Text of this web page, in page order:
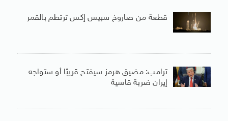
قطعة من صاروخ سبيس إكس ترتطم بالقمر
ترامب: مضيق هرمز سيفتح قريبًا أو ستواجه
إيران ضربة قاسية